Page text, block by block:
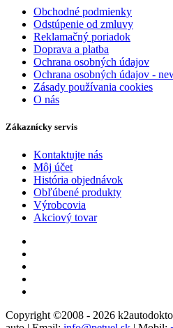
Obchodné podmienky
Odstúpenie od zmluvy
Reklamačný poriadok
Doprava a platba
Ochrana osobných údajov
Ochrana osobných údajov -
Zásady používania cookies
O nás
Zákaznícky servis
Kontaktujte nás
Môj účet
História objednávok
Obľúbené produkty
Výrobcovia
Akciový tovar
Copyright ©2008 - 2026